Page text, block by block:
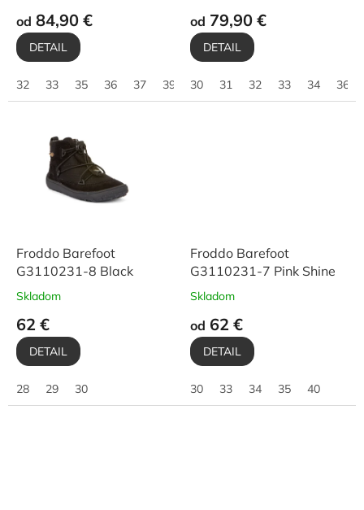
od 84,90 €
DETAIL
32 33 35 36 37 39
od 79,90 €
DETAIL
30 31 32 33 34 36
Froddo Barefoot
G3110231-8 Black
Skladom
62 €
DETAIL
28 29 30
Froddo Barefoot
G3110231-7 Pink Shine
Skladom
od 62 €
DETAIL
30 33 34 35 40